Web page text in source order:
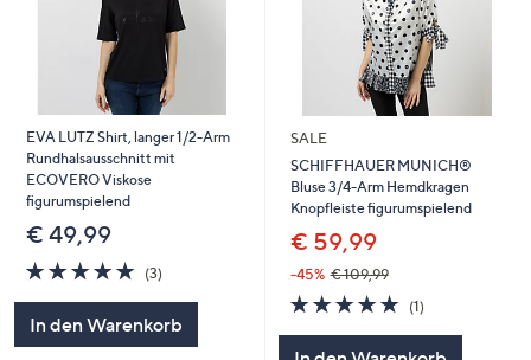
EVA LUTZ Shirt, langer 1/2-Arm
Rundhalsausschnitt mit
ECOVERO Viskose
figurumspielend
€ 49,99
5.0
von
(3)
In den Warenkorb
SALE
SCHIFFHAUER MUNICH®
Bluse 3/4-Arm Hemdkragen
Knopfleiste figurumspielend
€ 59,99
-45% € 109,99
5.0
von
(1)